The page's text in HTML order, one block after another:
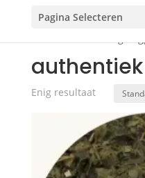
Pagina Selecteren
authentiek
Enig resultaat